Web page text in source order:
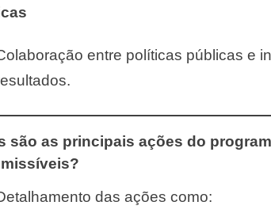
entre políticas públicas e
são as principais ações do
das ações como: